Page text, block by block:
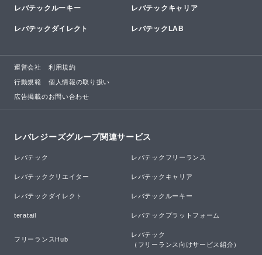
レバテックルーキー レバテックキャリア
レバテックダイレクト レバテックLAB
運営会社 利用規約
行動規範 個人情報の取り扱い
広告掲載のお問い合わせ
レバレジーズグループ関連サービス
レバテック レバテックフリーランス
レバテッククリエイター レバテックキャリア
レバテックダイレクト レバテックルーキー
teratail レバテックプラットフォーム
フリーランスHub
レバテック
（フリーランス向けサービス紹介）